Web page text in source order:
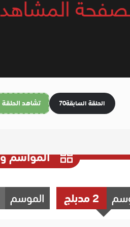
الحلقة السابقة70 تشاهد الحلقة 71
المواسم
2 مدبلج الموسم